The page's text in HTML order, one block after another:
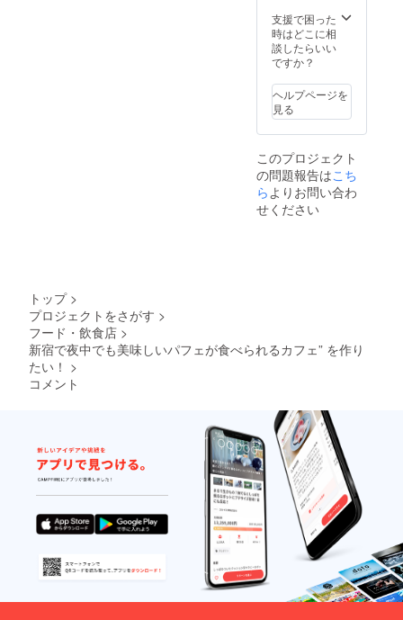
等幅広く活
躍してい
る。
2017年 水曜
日のカンパ
ネラ 武道館
角宇宙』パ
フォーマー
として出演
2019年
舗1日貸切権
営業時間外 箱代
５時間無料(持ち
込みOK) ひな
手伝いや、その
他応相談で対応
いたします。
支援で困った
時はどこに相
談したらいい
ですか？
ヘルプページを
見る
このプロジェクト
の問題報告はこち
ら よりお問い合わ
せください
トップ >
プロジェクトをさがす >
フード・飲食店 >
新宿で夜中でも美味しいパフェが食べられるカフェ” を作り
たい！ >
コメント